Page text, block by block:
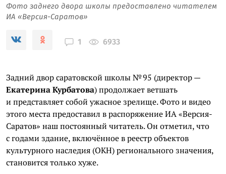
Фото заднего двора школы предоставлено читателем
ИА «Версия-Саратов»
1 6933
Задний двор саратовской школы № 95 (директор —
Екатерина Курбатова) продолжает ветшать
и представляет собой ужасное зрелище. Фото и видео
этого места предоставил в распоряжение ИА «Версия-
Саратов» наш постоянный читатель. Он отметил, что
с годами здание, включённое в реестр объектов
культурного наследия (ОКН) регионального значения,
становится только хуже.